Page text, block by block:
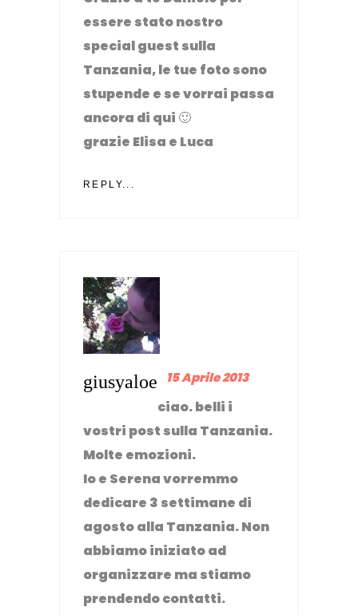
essere stato nostro
special guest sulla
Tanzania, le tue foto sono
stupende e se vorrai passa
ancora di qui 🙂
grazie Elisa e Luca
REPLY...
giusyaloe 15 Aprile 2013
ciao. belli i
vostri post sulla Tanzania.
Molte emozioni.
Io e Serena vorremmo
dedicare 3 settimane di
agosto alla Tanzania. Non
abbiamo iniziato ad
organizzare ma stiamo
prendendo contatti.